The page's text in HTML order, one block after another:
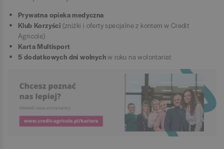
Prywatna opieka medyczna
Klub Korzyści (zniżki i oferty specjalne z kontem w Credit
Agricole)
Karta Multisport
5 dodatkowych dni wolnychw roku na wolontariat